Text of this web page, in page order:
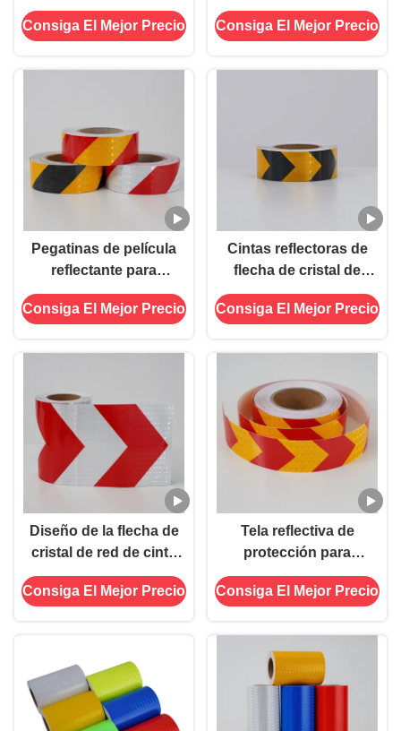
impermeable en rojo y
blanco adhesivo
señales de tráfico
Consiga El Mejor Precio
de viscosidad de panal
de miel prismático
Consiga El Mejor Precio
Pegatinas de película
reflectante para
cuadrícula de cristal,
vinilo reflectante
señalización vial
Consiga El Mejor Precio
Cintas reflectoras de
flecha de cristal de
rejilla Cintas reflectoras
de advertencia para
Consiga El Mejor Precio
Diseño de la flecha de
cristal de red de cinta
de advertencia
reflectante para la
Consiga El Mejor Precio
Tela reflectiva de
protección para
vehículos con malla de
cristal
Consiga El Mejor Precio